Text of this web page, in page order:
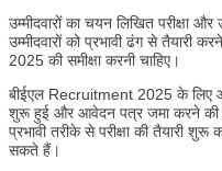
उम्मीदवारों का चयन लिखित परीक्षा
उम्मीदवारों को प्रभावी ढंग से तैयारी
2025 की समीक्षा करनी चाहिए।
बीईएल Recruitment 2025 के लिए
शुरू हुई और आवेदन पत्र जमा करने की
प्रभावी तरीके से परीक्षा की तैयारी
सकते हैं।